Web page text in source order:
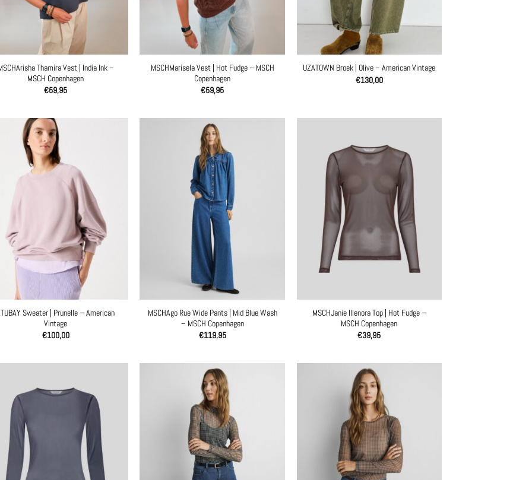
Thamira Vest | India Ink –
MSCH Copenhagen
€59,95
MSCHMarisela Vest | Hot Fudge – MSCH
Copenhagen
€59,95
UZATOWN Broek | Olive – American Vintage
€130,00
Sweater | Prunelle – American
Vintage
€100,00
MSCHAgo Rue Wide Pants | Mid Blue Wash
– MSCH Copenhagen
€119,95
MSCHJanie Illenora Top | Hot Fudge –
MSCH Copenhagen
€39,95